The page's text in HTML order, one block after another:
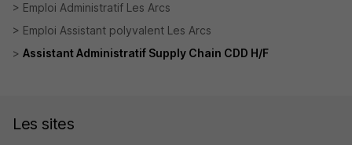
Emploi Administratif Les Arcs
Emploi Assistant polyvalent Les Arcs
Assistant Administratif Supply Chain CDD H/F
Les sites